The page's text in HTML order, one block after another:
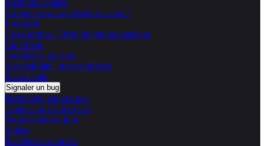
Comment sont collectés les avis ?
Livraison
Code promo / Offre de remboursement
Vie Privée
Cookies et trackers
Accessibilité : non conforme
Plan du site
Signaler un bug
Recherche par marque
Toutes nos ventes flash
Nouveautés du jour
Soldes
Paiements sécurisés